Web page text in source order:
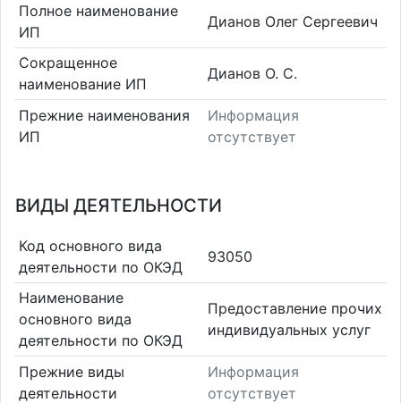
Полное наименование
ИП
Дианов Олег Сергеевич
Сокращенное
наименование ИП
Дианов О. С.
Прежние наименования
ИП
Информация
отсутствует
ВИДЫ ДЕЯТЕЛЬНОСТИ
Код основного вида
деятельности по ОКЭД
93050
Наименование
основного вида
деятельности по ОКЭД
Предоставление прочих
индивидуальных услуг
Прежние виды
деятельности
Информация
отсутствует